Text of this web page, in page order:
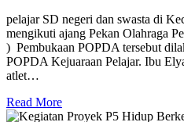
pelajar SD negeri dan swasta di
mengikuti ajang Pekan Olahraga
) Pembukaan POPDA tersebut
POPDA Kejuaraan Pelajar. Ibu
atlet…
Read More